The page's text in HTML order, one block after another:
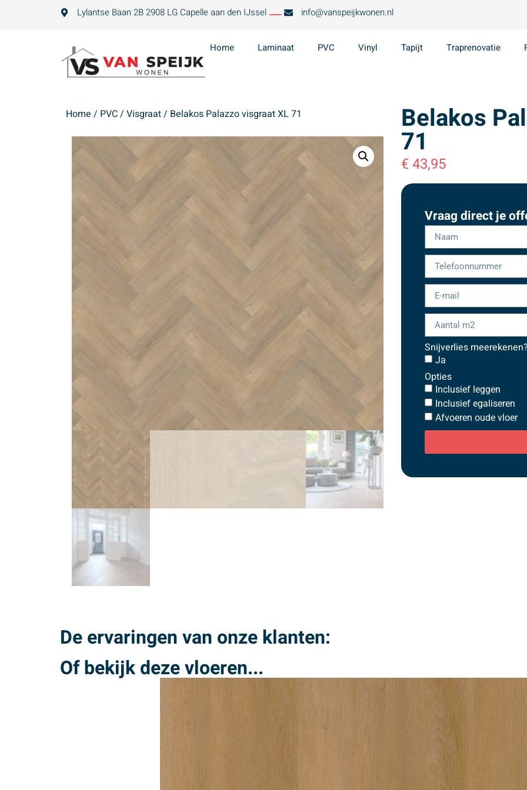
Lylantse Baan 2B 2908 LG Capelle aan den IJssel info@vanspeijkwonen.nl
Home Laminaat PVC Vinyl Tapijt Traprenovatie
Home / PVC/ Visgraat/ Belakos Palazzo visgraat XL 71 Belakos
71
€43,95
Vraag direct je
Snijverlies meerekenen?
Ja
Opties
Inclusief leggen
Inclusief egaliseren
Afvoeren oude vloer
De ervaringen van onze klanten:
Of bekijk deze vloeren...